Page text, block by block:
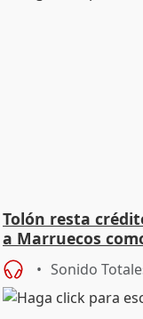
Tolón resta
a Marruecos
Sonido